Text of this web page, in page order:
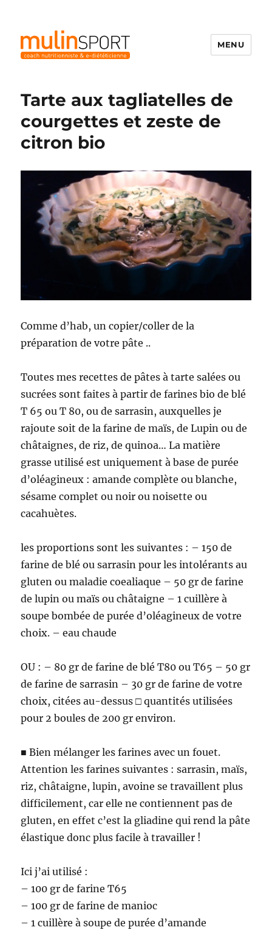
MENU
Tarte aux tagliatelles de
courgettes et zeste de
citron bio
Comme d’hab, un copier/coller de la
préparation de votre pâte ..
Toutes mes recettes de pâtes à tarte salées ou
sucrées sont faites à partir de farines bio de blé
T 65 ou T 80, ou de sarrasin, auxquelles je
rajoute soit de la farine de maïs, de Lupin ou de
châtaignes, de riz, de quinoa… La matière
grasse utilisé est uniquement à base de purée
d’oléagineux : amande complète ou blanche,
sésame complet ou noir ou noisette ou
cacahuètes.
les proportions sont les suivantes : – 150 de
farine de blé ou sarrasin pour les intolérants au
gluten ou maladie coealiaque – 50 gr de farine
de lupin ou maïs ou châtaigne – 1 cuillère à
soupe bombée de purée d’oléagineux de votre
choix. – eau chaude
OU : – 80 gr de farine de blé T80 ou T65 – 50 gr
de farine de sarrasin – 30 gr de farine de votre
choix, citées au-dessus □ quantités utilisées
pour 2 boules de 200 gr environ.
■ Bien mélanger les farines avec un fouet.
Attention les farines suivantes : sarrasin, maïs,
riz, châtaigne, lupin, avoine se travaillent plus
difficilement, car elle ne contiennent pas de
gluten, en effet c’est la gliadine qui rend la pâte
élastique donc plus facile à travailler !
Ici j’ai utilisé :
– 100 gr de farine T65
– 100 gr de farine de manioc
– 1 cuillère à soupe de purée d’amande